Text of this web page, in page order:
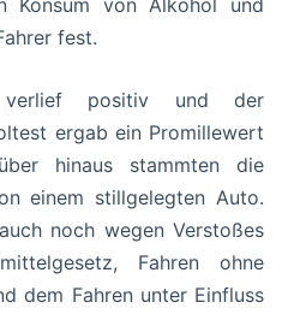
Konsum von Alkohol und
fest.
verlief positiv und der
ergab ein Promillewert
hinaus stammten die
einem stillgelegten Auto.
noch wegen Verstoßes
Fahren ohne
dem Fahren unter Einfluss